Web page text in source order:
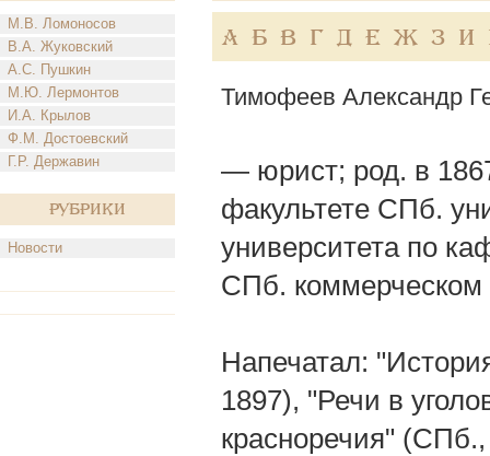
М.В. Ломоносов
В.А. Жуковский
А.С. Пушкин
М.Ю. Лермонтов
И.А. Крылов
Ф.М. Достоевский
Г.Р. Державин
Рубрики
Новости
А Б В Г Д Е Ж З И
Тимофеев Александр
— юрист; род. в
факультете СПб.
университета по
СПб.
Напечатал:
1897), "Речи в
красноречия"